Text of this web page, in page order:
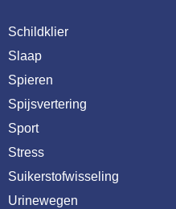
Schildklier
Slaap
Spieren
Spijsvertering
Sport
Stress
Suikerstofwisseling
Urinewegen